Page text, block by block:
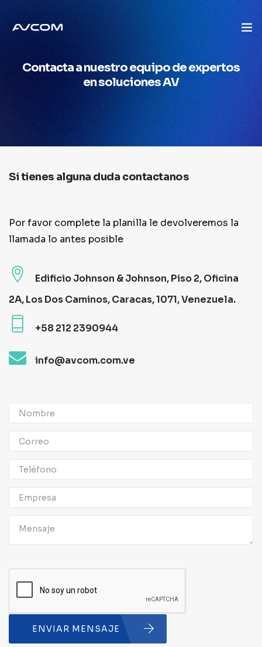
Inicio
Quienes Somos
Mercados
Servicios
Contacto
Contacta a nuestro equipo de expertos
en soluciones AV
Si tienes alguna duda contactanos
Por favor complete la planilla le devolveremos la
llamada lo antes posible
Edificio Johnson & Johnson, Piso 2, Oficina
2A, Los Dos Caminos, Caracas, 1071, Venezuela.
+58 212 2390944
info@avcom.com.ve
ENVIAR MENSAJE